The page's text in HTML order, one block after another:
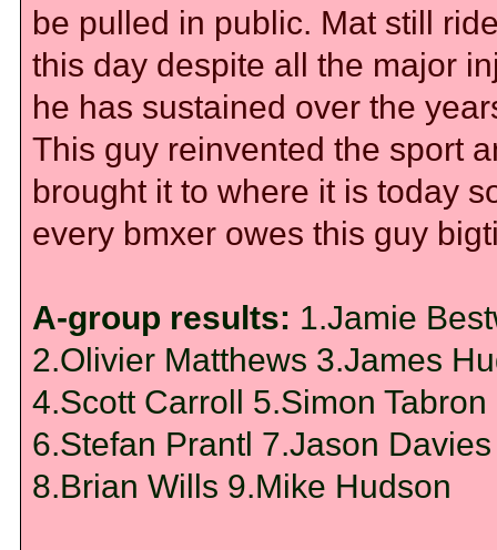
be pulled in public. Mat still
this day despite all the major
he has sustained over the
This guy reinvented the sport
brought it to where it is today
every bmxer owes this guy
A-group results: 1.Jamie
2.Olivier Matthews 3.James
4.Scott Carroll 5.Simon Tabron
6.Stefan Prantl 7.Jason Davies
8.Brian Wills 9.Mike Hudson